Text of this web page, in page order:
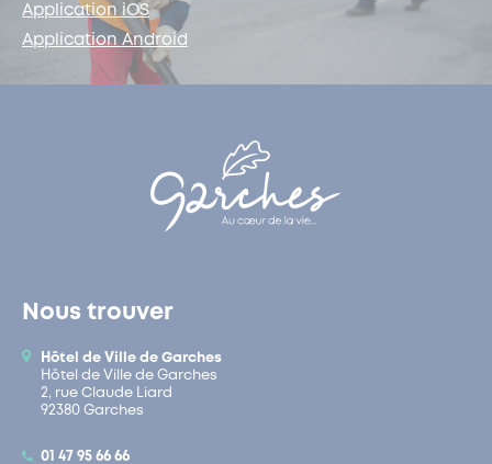
Application iOS
Application Android
Nous trouver
Hôtel de Ville de Garches
Hôtel de Ville de Garches
2, rue Claude Liard
92380 Garches
01 47 95 66 66